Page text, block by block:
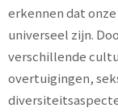
erkennen dat
universeel zijn.
verschillende
overtuigingen,